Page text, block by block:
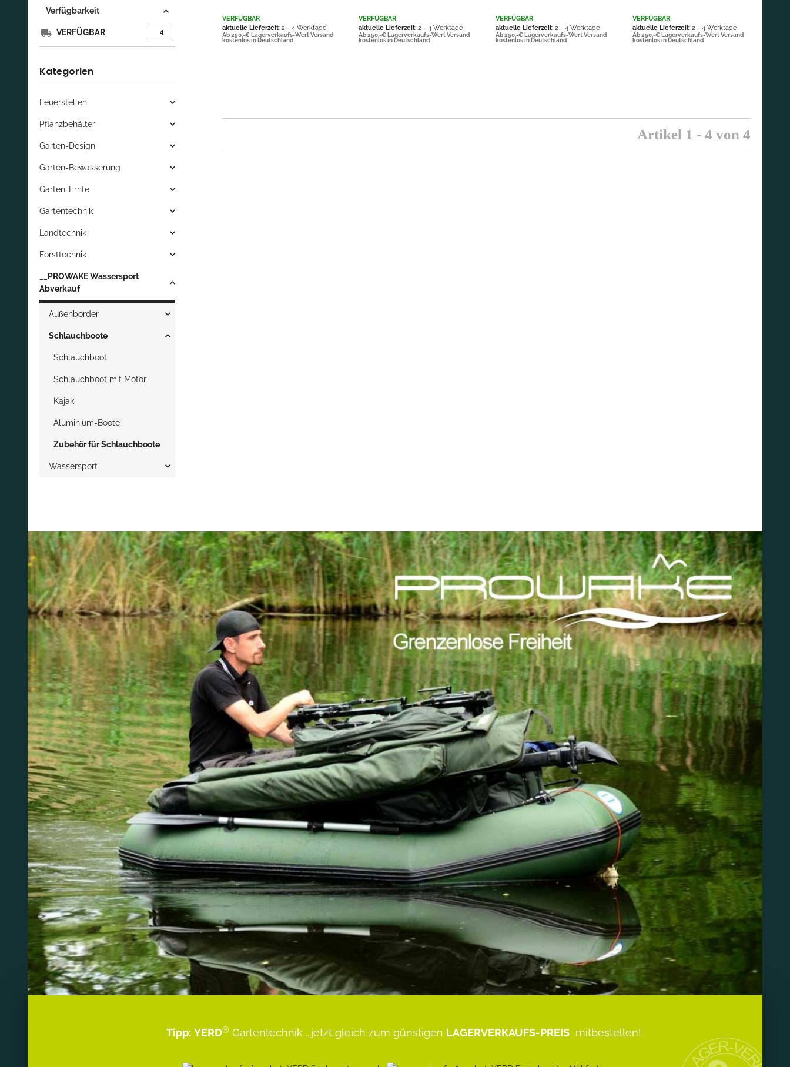
VERFÜGBAR
aktuelle Lieferzeit: 2 - 4 Werktage
Ab 250,-€ Lagerverkaufs-Wert Versand
kostenlos in Deutschland
VERFÜGBAR
aktuelle Lieferzeit: 2 - 4 Werktage
Ab 250,-€ Lagerverkaufs-Wert Versand
kostenlos in Deutschland
VERFÜGBAR
aktuelle Lieferzeit: 2 - 4 Werktage
Ab 250,-€ Lagerverkaufs-Wert Versand
kostenlos in Deutschland
VERFÜGBAR
aktuelle Lieferzeit: 2 - 4 Werktage
Ab 250,-€ Lagerverkaufs-Wert Versand
kostenlos in Deutschland
Artikel 1 - 4 von 4
Verfügbarkeit
VERFÜGBAR 4Artikel gefunden
Kategorien
Feuerstellen
Pflanzbehälter
Garten-Design
Garten-Bewässerung
Garten-Ernte
Gartentechnik
Landtechnik
Forsttechnik
__PROWAKE Wassersport
Abverkauf
Außenborder
Schlauchboote
Schlauchboot
Schlauchboot mit Motor
Kajak
Aluminium-Boote
Zubehör für Schlauchboote
Wassersport
Tipp: YERD® Gartentechnik ...jetzt gleich zum günstigen LAGERVERKAUFS-PREIS mitbestellen!